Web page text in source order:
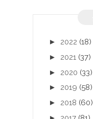
► 2022 (18)
► 2021 (37)
► 2020 (33)
► 2019 (58)
► 2018 (60)